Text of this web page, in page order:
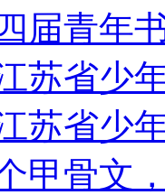
届青年
苏省少
苏省少
甲骨文